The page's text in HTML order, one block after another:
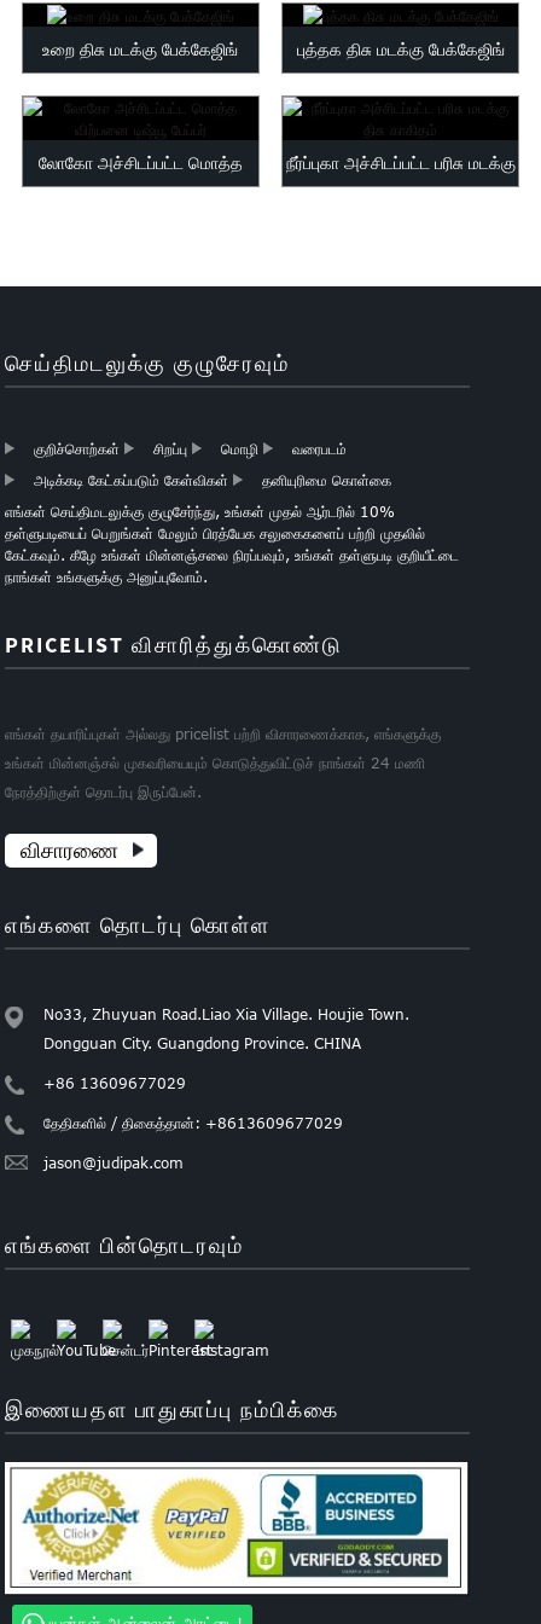
Malayalam
Sesotho
Somali
printi...
உறை திசு மடக்கு பேக்கேஜிங் புத்தக திசு மடக்கு பேக்கேஜிங்
லோகோ அச்சிடப்பட்ட மொத்த நீர்ப்புகா அச்சிடப்பட்ட பரிசு மடக்கு
செய்திமடலுக்கு குழுசேரவும்
குறிச்சொற்கள் சிறப்பு மொழி
வரைபடம்
அடிக்கடி கேட்கப்படும் கேள்விகள்
தனியுரிமை கொள்கை
எங்கள் செய்திமடலுக்கு குழுசேர்ந்து, உங்கள் முதல் ஆர்டரில் 10%
தள்ளுபடியைப் பெறுங்கள் மேலும் பிரத்யேக சலுகைகளைப் பற்றி முதலில்
கேட்கவும். கீழே உங்கள் மின்னஞ்சலை நிரப்பவும், உங்கள் தள்ளுபடி குறியீட்டை
நாங்கள் உங்களுக்கு அனுப்புவோம்.
PRICELIST விசாரித்துக்கொண்டு
எங்கள் தயாரிப்புகள் அல்லது pricelist பற்றி விசாரணைக்காக, எங்களுக்கு
உங்கள் மின்னஞ்சல் முகவரியையும் கொடுத்துவிட்டுச் நாங்கள் 24 மணி
நேரத்திற்குள் தொடர்பு இருப்பேன்.
விசாரணை
எங்களை தொடர்பு கொள்ள
No33, Zhuyuan Road.Liao Xia Village. Houjie Town.
Dongguan City. Guangdong Province. CHINA
+86 13609677029
தேதிகளில் / திகைத்தான்: +8613609677029
jason@judipak.com
எங்களை பின்தொடரவும்
இணையதள பாதுகாப்பு நம்பிக்கை